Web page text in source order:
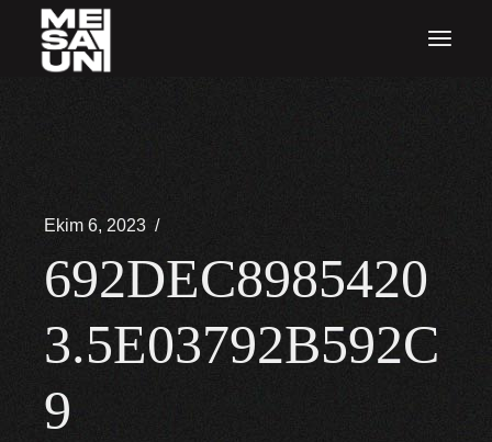
İçeriğe
Ekim 6, 2023
692DEC8985420
3.5E03792B592C
9